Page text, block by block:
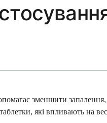
зменшити
які впливають на